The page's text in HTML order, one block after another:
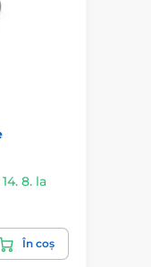
8. la
În coș